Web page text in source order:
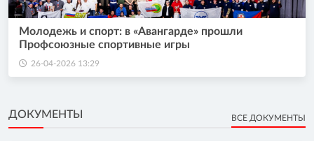
Молодежь и спорт: в «Авангарде» прошли
Профсоюзные спортивные игры
26-04-2026 13:29
ДОКУМЕНТЫ ВСЕ ДОКУМЕНТЫ